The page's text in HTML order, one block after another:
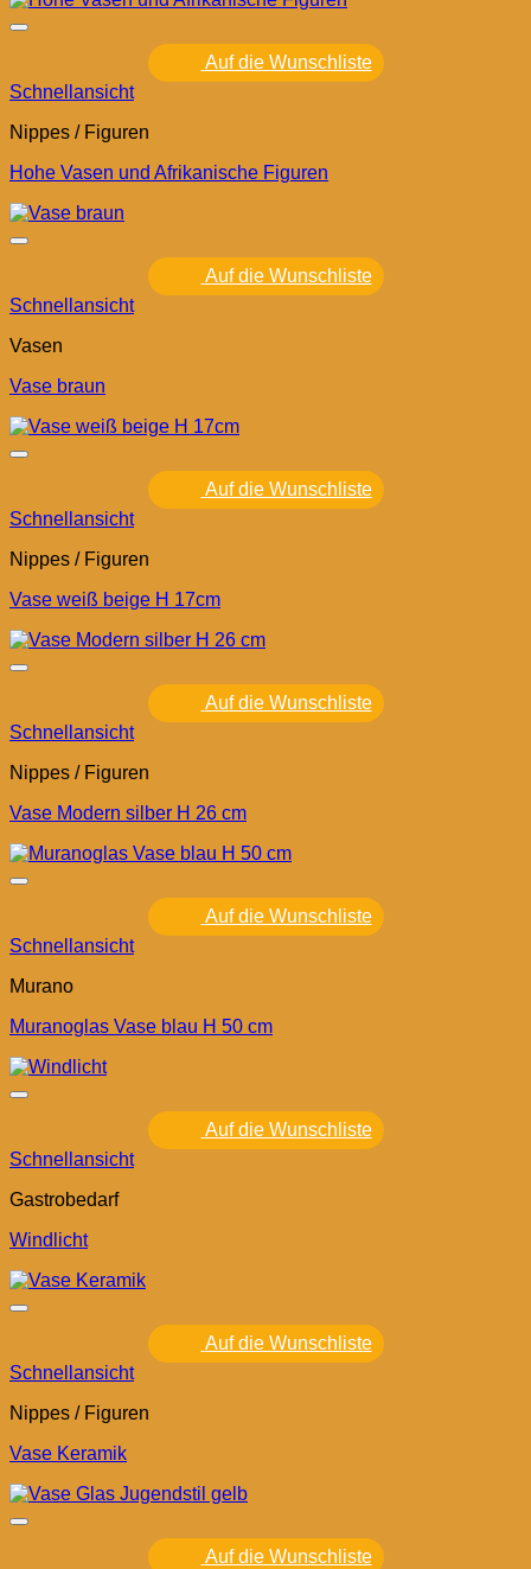
Auf die Wunschliste
Schnellansicht
Nippes / Figuren
Hohe Vasen und Afrikanische Figuren
Auf die Wunschliste
Schnellansicht
Vasen
Vase braun
Auf die Wunschliste
Schnellansicht
Nippes / Figuren
Vase weiß beige H 17cm
Auf die Wunschliste
Schnellansicht
Nippes / Figuren
Vase Modern silber H 26 cm
Auf die Wunschliste
Schnellansicht
Murano
Muranoglas Vase blau H 50 cm
Auf die Wunschliste
Schnellansicht
Gastrobedarf
Windlicht
Auf die Wunschliste
Schnellansicht
Nippes / Figuren
Vase Keramik
Auf die Wunschliste